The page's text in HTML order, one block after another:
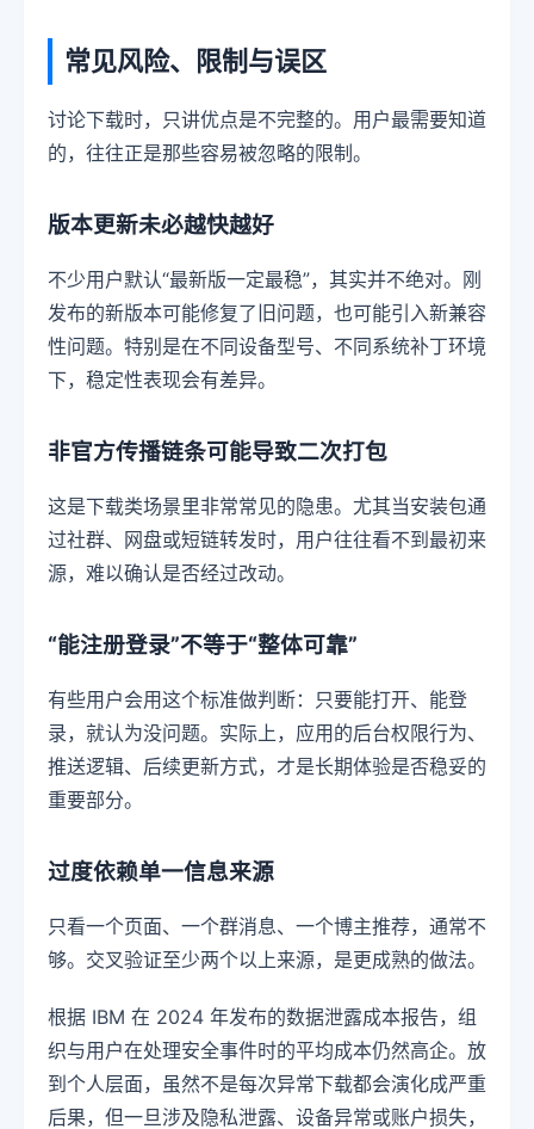
常见风险、限制与误区
讨论下载时，只讲优点是不完整的。用户最需要知道
的，往往正是那些容易被忽略的限制。
版本更新未必越快越好
不少用户默认“最新版一定最稳”，其实并不绝对。刚
发布的新版本可能修复了旧问题，也可能引入新兼容
性问题。特别是在不同设备型号、不同系统补丁环境
下，稳定性表现会有差异。
非官方传播链条可能导致二次打包
这是下载类场景里非常常见的隐患。尤其当安装包通
过社群、网盘或短链转发时，用户往往看不到最初来
源，难以确认是否经过改动。
“能注册登录”不等于“整体可靠”
有些用户会用这个标准做判断：只要能打开、能登
录，就认为没问题。实际上，应用的后台权限行为、
推送逻辑、后续更新方式，才是长期体验是否稳妥的
重要部分。
过度依赖单一信息来源
只看一个页面、一个群消息、一个博主推荐，通常不
够。交叉验证至少两个以上来源，是更成熟的做法。
根据 IBM 在 2024 年发布的数据泄露成本报告，组
织与用户在处理安全事件时的平均成本仍然高企。放
到个人层面，虽然不是每次异常下载都会演化成严重
后果，但一旦涉及隐私泄露、设备异常或账户损失，